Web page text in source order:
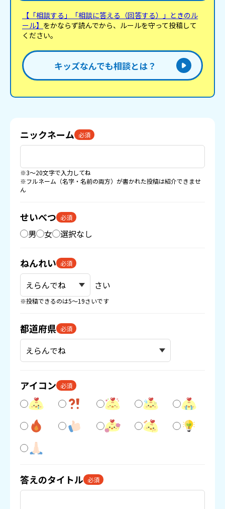
【「相談する」「相談に答える（回答する）」ときのル
ール】 をかならず読んでから、ルールを守って投稿して
ください。
キッズなんでも相談とは？
ニックネーム 必須
※3〜20文字で入力してね
※フルネーム（名字・名前の両方）が書かれた投稿は紹介できませ
ん
せいべつ 必須
男 女 選択なし
ねんれい 必須
さい
※投稿できるのは5〜19さいです
都道府県 必須
アイコン 必須
答えのタイトル 必須